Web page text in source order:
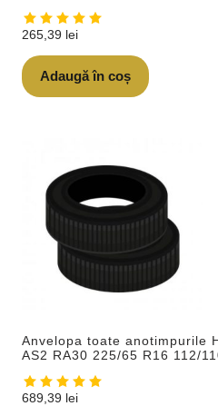
265,39 lei
Adaugă în coș
Anvelopa toate anotimpurile
AS2 RA30 225/65 R16 112/
689,39 lei